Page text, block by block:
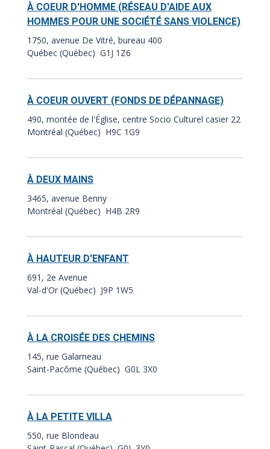
À COEUR D'HOMME (RÉSEAU D'AIDE AUX
HOMMES POUR UNE SOCIÉTÉ SANS VIOLENCE)
1750, avenue De Vitré, bureau 400
Québec (Québec) G1J 1Z6
À COEUR OUVERT (FONDS DE DÉPANNAGE)
490, montée de l'Église, centre Socio Culturel casier 22
Montréal (Québec) H9C 1G9
À DEUX MAINS
3465, avenue Benny
Montréal (Québec) H4B 2R9
À HAUTEUR D'ENFANT
691, 2e Avenue
Val-d'Or (Québec) J9P 1W5
À LA CROISÉE DES CHEMINS
145, rue Galarneau
Saint-Pacôme (Québec) G0L 3X0
À LA PETITE VILLA
550, rue Blondeau